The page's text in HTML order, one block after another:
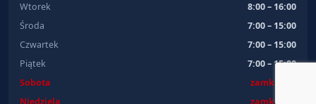
Wtorek
8:00 – 16:00
Środa
7:00 – 15:00
Czwartek
7:00 – 15:00
Piątek
7:00 – 15:00
Sobota
zamknięte
Niedziela
zamknięte